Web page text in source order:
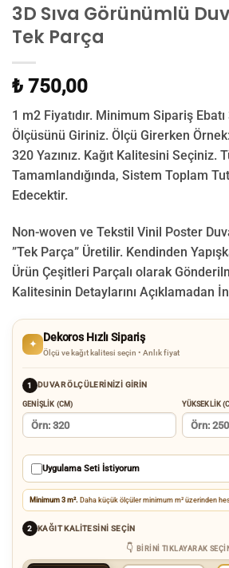
3D Sıva Görünümlü
Tek Parça
₺ 750,00
1 m2 Fiyatıdır. Minimum Sipariş Ebatı
Ölçüsünü Giriniz. Ölçü Girerken
320 Yazınız. Kağıt Kalitesini Seçiniz.
Tamamlandığında, Sistem Toplam
Edecektir.
Non-woven ve Tekstil Vinil Poster
”Tek Parça” Üretilir. Kendinden
Ürün Çeşitleri Parçalı olarak
Kalitesinin Detaylarını Açıklamadan
✦
Dekoros Hızlı Sipariş
Ölçü ve kağıt kalitesi seçin • Anlık fiyat
1 DUVAR ÖLÇÜLERINIZI GIRIN
GENIŞLIK (CM) YÜKSEKLIK
Uygulama Seti İstiyorum
Minimum 3 m². Daha küçük ölçüler minimum m² üzerinden
2 KAĞIT KALITESINI SEÇIN
BIRINI TIKLAYARAK